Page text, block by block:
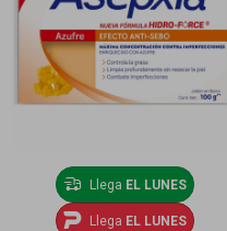
Llega EL LUNES
Llega EL LUNES